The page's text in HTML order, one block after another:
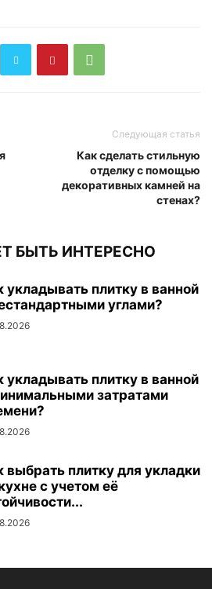
Следующая статья
Как сделать стильную
отделку с помощью
декоративных камней на
стенах?
БЫТЬ ИНТЕРЕСНО
укладывать плитку в ванной
углами?
укладывать плитку в ванной
затратами
выбрать плитку для укладки
с учетом её